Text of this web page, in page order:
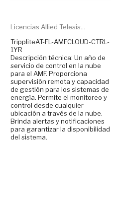
Licencias Allied Telesis...
TrippliteAT-FL-AMFCLOUD-CTRL-
1YR
Descripción técnica: Un año de
servicio de control en la nube
para el AMF. Proporciona
supervisión remota y capacidad
de gestión para los sistemas de
energía. Permite el monitoreo y
control desde cualquier
ubicación a través de la nube.
Brinda alertas y notificaciones
para garantizar la disponibilidad
del sistema.